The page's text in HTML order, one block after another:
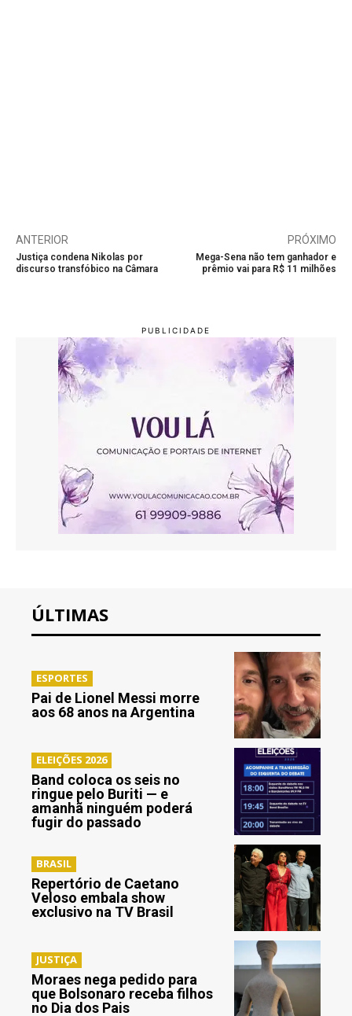
ANTERIOR
Justiça condena Nikolas por
discurso transfóbico na Câmara
PRÓXIMO
Mega-Sena não tem ganhador e
prêmio vai para R$ 11 milhões
ÚLTIMAS
ESPORTES
Pai de Lionel Messi morre
aos 68 anos na Argentina
ELEIÇÕES 2026
Band coloca os seis no
ringue pelo Buriti — e
amanhã ninguém poderá
fugir do passado
BRASIL
Repertório de Caetano
Veloso embala show
exclusivo na TV Brasil
JUSTIÇA
Moraes nega pedido para
que Bolsonaro receba filhos
no Dia dos Pais